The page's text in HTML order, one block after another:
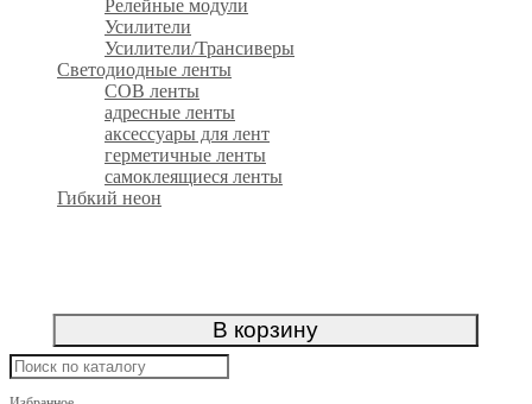
В корзину
Релейные модули
Усилители
Усилители/Трансиверы
Светодиодные ленты
COB ленты
адресные ленты
аксессуары для лент
герметичные ленты
самоклеящиеся ленты
Гибкий неон